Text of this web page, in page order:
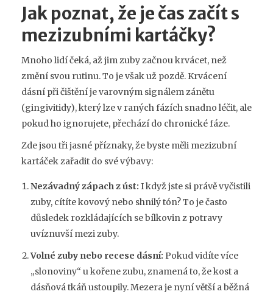
Jak poznat, že je čas začít s
mezizubními kartáčky?
Mnoho lidí čeká, až jim zuby začnou krvácet, než
změní svou rutinu. To je však už pozdě. Krvácení
dásní při čištění je varovným signálem zánětu
(gingivitidy), který lze v raných fázích snadno léčit, ale
pokud ho ignorujete, přechází do chronické fáze.
Zde jsou tři jasné příznaky, že byste měli mezizubní
kartáček zařadit do své výbavy:
Nezávadný zápach z úst: I když jste si právě vyčistili
zuby, cítíte kovový nebo shnilý tón? To je často
důsledek rozkládajících se bílkovin z potravy
uvíznuvší mezi zuby.
Volné zuby nebo recese dásní: Pokud vidíte více
„slonoviny“ u kořene zubu, znamená to, že kost a
dásňová tkáň ustoupily. Mezera je nyní větší a běžná